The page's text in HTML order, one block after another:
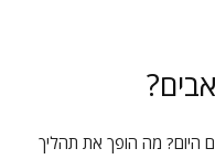
היום? מה הופך את תהליך